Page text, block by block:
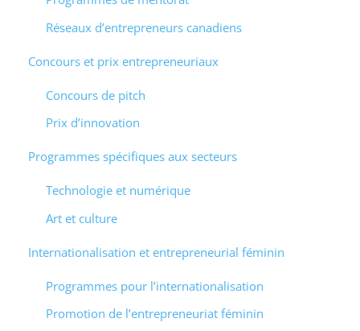
Réseaux d’entrepreneurs canadiens
Concours et prix entrepreneuriaux
Concours de pitch
Prix d’innovation
Programmes spécifiques aux secteurs
Technologie et numérique
Art et culture
Internationalisation et entrepreneurial féminin
Programmes pour l’internationalisation
Promotion de l’entrepreneuriat féminin